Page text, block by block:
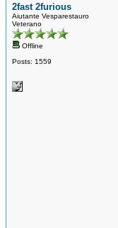
2fast 2furious
Aiutante Vesparestauro
Veterano
Offline
Posts: 1559